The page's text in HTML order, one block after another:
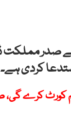
صدر مملکت
کردی ہے۔
کورٹ کرے